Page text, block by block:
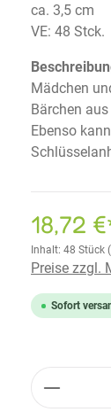
ca. 3,5 cm
VE: 48 Stck.
Mädchen
Bärchen
Ebenso
18,72
Inhalt: 48 Stück
Preise zzgl.
Sofort